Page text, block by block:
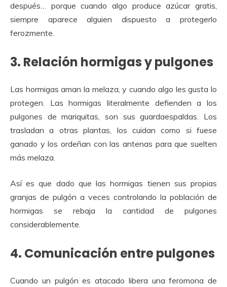
después… porque cuando algo produce azúcar gratis,
siempre aparece alguien dispuesto a protegerlo
ferozmente.
3. Relación hormigas y pulgones
Las hormigas aman la melaza, y cuando algo les gusta lo
protegen. Las hormigas literalmente defienden a los
pulgones de mariquitas, son sus guardaespaldas. Los
trasladan a otras plantas, los cuidan como si fuese
ganado y los ordeñan con las antenas para que suelten
más melaza.
Así es que dado que las hormigas tienen sus propias
granjas de pulgón a veces controlando la población de
hormigas se rebaja la cantidad de pulgones
considerablemente.
4. Comunicación entre pulgones
Cuando un pulgón es atacado libera una feromona de